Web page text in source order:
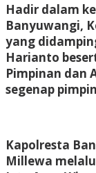
Hadir dalam
Banyuwangi,
yang
Harianto
Pimpinan dan
segenap
Kapolresta
Millewa